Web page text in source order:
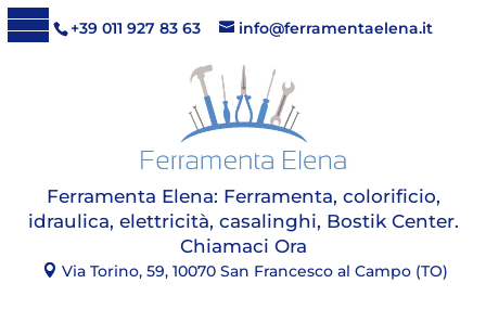
+39 011 927 83 63 info@ferramentaelena.it
Ferramenta Elena: Ferramenta, colorificio,
idraulica, elettricità, casalinghi, Bostik Center.
Chiamaci Ora
Via Torino, 59, 10070 San Francesco al Campo (TO)